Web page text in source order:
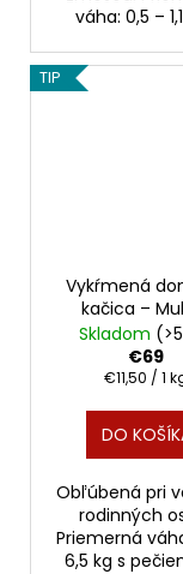
váha: 0,5 –
TIP
Vykŕmená
kačica –
Skladom
€69
€11,50 / 1
DO
Obľúbená pri
rodinných
Priemerná
6,5 kg s